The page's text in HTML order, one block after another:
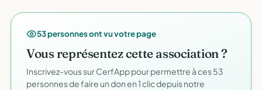
53 personnes ont vu votre page
Vous représentez cette association ?
Inscrivez-vous sur CerfApp pour permettre à ces 53
personnes de faire un don en 1 clic depuis notre